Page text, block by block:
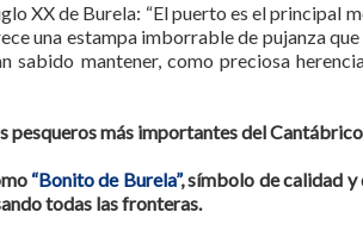
XX de Burela: “El puerto es el principal
una estampa imborrable de pujanza
mantener, como preciosa
pesqueros más importantes del
“Bonito de Burela”, símbolo de calidad
todas las fronteras.